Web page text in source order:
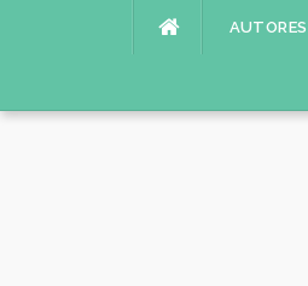
AUTORES